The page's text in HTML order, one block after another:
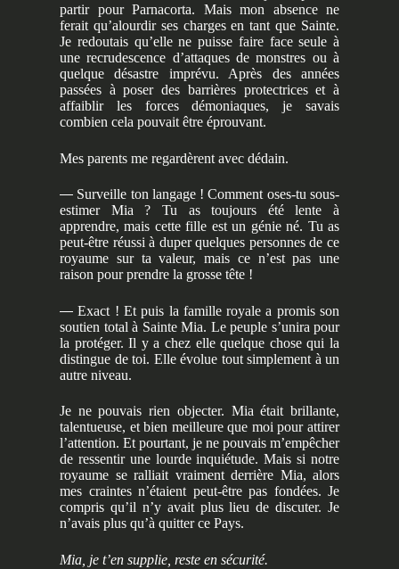
partir pour Parnacorta. Mais mon absence ne
ferait qu’alourdir ses charges en tant que Sainte.
Je redoutais qu’elle ne puisse faire face seule à
une recrudescence d’attaques de monstres ou à
quelque désastre imprévu. Après des années
passées à poser des barrières protectrices et à
affaiblir les forces démoniaques, je savais
combien cela pouvait être éprouvant.
Mes parents me regardèrent avec dédain.
— Surveille ton langage ! Comment oses-tu sous-
estimer Mia ? Tu as toujours été lente à
apprendre, mais cette fille est un génie né. Tu as
peut-être réussi à duper quelques personnes de ce
royaume sur ta valeur, mais ce n’est pas une
raison pour prendre la grosse tête !
—Exact ! Et puis la famille royale a promis son
soutien total à Sainte Mia. Le peuple s’unira pour
la protéger. Il y a chez elle quelque chose qui la
distingue de toi. Elle évolue tout simplement à un
autre niveau.
Je ne pouvais rien objecter. Mia était brillante,
talentueuse, et bien meilleure que moi pour attirer
l’attention. Et pourtant, je ne pouvais m’empêcher
de ressentir une lourde inquiétude. Mais si notre
royaume se ralliait vraiment derrière Mia, alors
mes craintes n’étaient peut-être pas fondées. Je
compris qu’il n’y avait plus lieu de discuter. Je
n’avais plus qu’à quitter ce Pays.
Mia, je t’en supplie, reste en sécurité.